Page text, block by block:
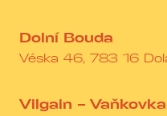
Dolní Bouda
Véska 46, 783 16
Vilgain –